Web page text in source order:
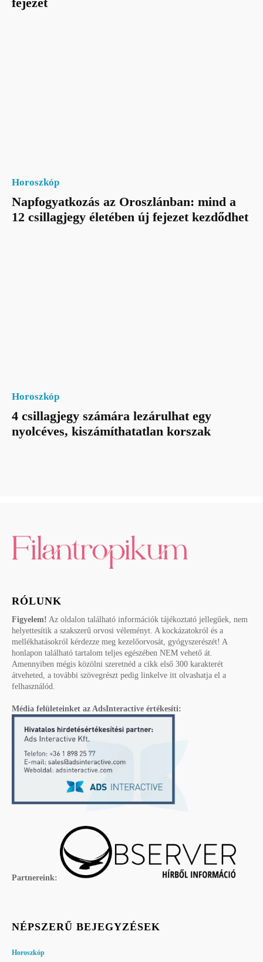
Horoszkóp
Napfogyatkozás az Oroszlánban: mind a
12 csillagjegy életében új fejezet kezdődhet
Horoszkóp
4 csillagjegy számára lezárulhat egy
nyolcéves, kiszámíthatatlan korszak
RÓLUNK
Figyelem! Az oldalon található információk tájékoztató jellegűek, nem
helyettesítik a szakszerű orvosi véleményt. A kockázatokról és a
mellékhatásokról kérdezze meg kezelőorvosát, gyógyszerészét! A
honlapon található tartalom teljes egészében NEM vehető át.
Amennyiben mégis közölni szeretnéd a cikk első 300 karakterét
átveheted, a további szövegrészt pedig linkelve itt olvashatja el a
felhasználód.
Média felületeinket az AdsInteractive értékesíti:
Partnereink:
NÉPSZERŰ BEJEGYZÉSEK
Horoszkóp